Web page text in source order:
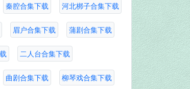
秦腔合集下载 河北梆子合集下载
眉户合集下载 蒲剧合集下载
二人台合集下载
曲剧合集下载 柳琴戏合集下载